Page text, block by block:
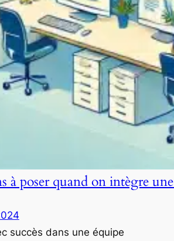
à poser quand on intègre
succès dans une équipe